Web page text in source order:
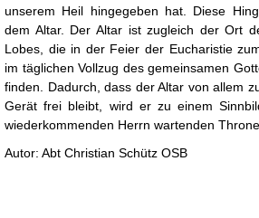
unserem Heil hingegeben hat. Diese
dem Altar. Der Altar ist zugleich der Ort
Lobes, die in der Feier der Eucharistie
im täglichen Vollzug des gemeinsamen
finden. Dadurch, dass der Altar von allem
Gerät frei bleibt, wird er zu einem
wiederkommenden Herrn wartenden
Autor: Abt Christian Schütz OSB